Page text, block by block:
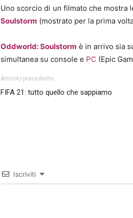
Uno scorcio di un filmato che
Soulstorm (mostrato per la prima
Oddworld: Soulstorm è in arrivo sia
simultanea su console e PC (Epic
Articolo precedente
FIFA 21: tutto quello che sappiamo
Iscriviti